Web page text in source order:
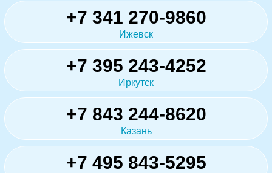
+7 341 270-9860
Ижевск
+7 395 243-4252
Иркутск
+7 843 244-8620
Казань
+7 495 843-5295